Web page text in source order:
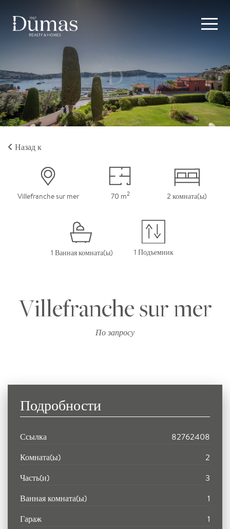
Назад к
Villefranche sur mer 70 m2 2 комната(ы)
1 Ванная комната(ы) 1 Подъемник
Villefranche sur mer
По запросу
Подробности
Ссылка
82762408
Комната(ы)
2
Часть(и)
3
Ванная комната(ы)
1
Гараж
1